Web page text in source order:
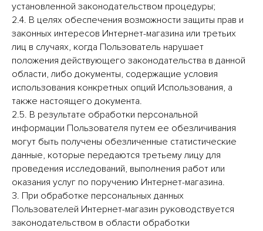
установленной законодательством процедуры;
2.4. В целях обеспечения возможности защиты прав и
законных интересов Интернет-магазина или третьих
лиц в случаях, когда Пользователь нарушает
положения действующего законодательства в данной
области, либо документы, содержащие условия
использования конкретных опций Использования, а
также настоящего документа.
2.5. В результате обработки персональной
информации Пользователя путем ее обезличивания
могут быть получены обезличенные статистические
данные, которые передаются третьему лицу для
проведения исследований, выполнения работ или
оказания услуг по поручению Интернет-магазина.
3. При обработке персональных данных
Пользователей Интернет-магазин руководствуется
законодательством в области обработки